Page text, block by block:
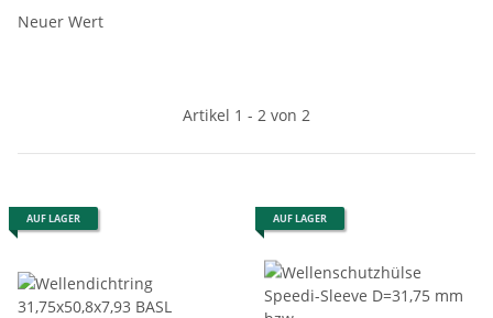
Neuer Wert
Artikel 1 - 2 von 2
AUF LAGER AUF LAGER